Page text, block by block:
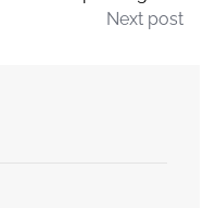
Next post